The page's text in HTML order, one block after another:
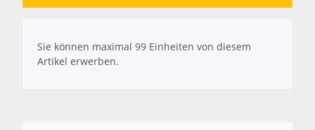
Sie können maximal 99 Einheiten von diesem
Artikel erwerben.